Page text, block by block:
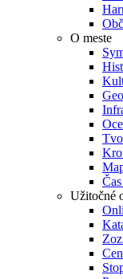
O meste
Užitočné